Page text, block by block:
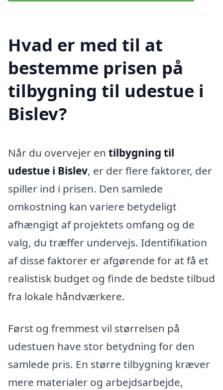
Hvad er med til at
bestemme prisen på
tilbygning til udestue i
Bislev?
Når du overvejer en tilbygning til
udestue i Bislev, er der flere faktorer, der
spiller ind i prisen. Den samlede
omkostning kan variere betydeligt
afhængigt af projektets omfang og de
valg, du træffer undervejs. Identifikation
af disse faktorer er afgørende for at få et
realistisk budget og finde de bedste tilbud
fra lokale håndværkere.
Først og fremmest vil størrelsen på
udestuen have stor betydning for den
samlede pris. En større tilbygning kræver
mere materialer og arbejdsarbejde,